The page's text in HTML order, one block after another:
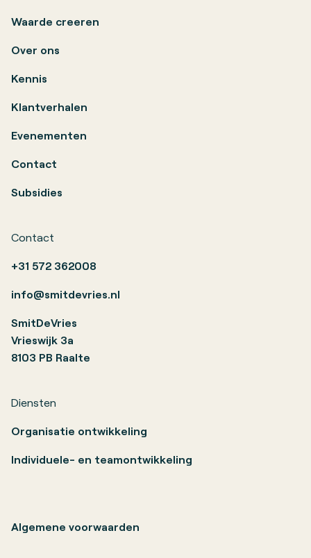
Waarde creeren
Over ons
Kennis
Klantverhalen
Evenementen
Contact
Subsidies
Diensten
Organisatie ontwikkeling
Individuele- en teamontwikkeling
Contact
+31 572 362008
info@smitdevries.nl
SmitDeVries
Vrieswijk 3a
8103 PB Raalte
Algemene voorwaarden